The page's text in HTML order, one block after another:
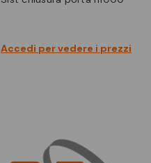
Accedi per vedere i prezzi